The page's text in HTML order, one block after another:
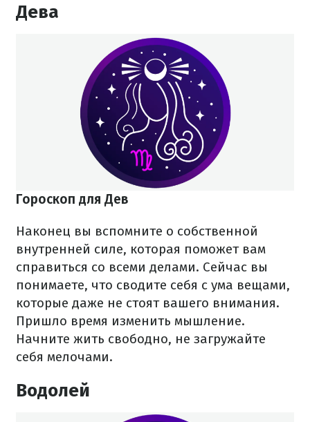
Дева
Гороскоп для Дев
Наконец вы вспомните о собственной
внутренней силе, которая поможет вам
справиться со всеми делами. Сейчас вы
понимаете, что сводите себя с ума вещами,
которые даже не стоят вашего внимания.
Пришло время изменить мышление.
Начните жить свободно, не загружайте
себя мелочами.
Водолей